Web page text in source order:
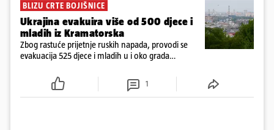
BLIZU CRTE BOJIŠNICE
Ukrajina evakuira više od 500 djece i
mladih iz Kramatorska
Zbog rastuće prijetnje ruskih napada, provodi se
evakuacija 525 djece i mladih u i oko grada
1